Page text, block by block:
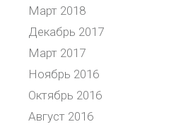
Март 2018
Декабрь 2017
Март 2017
Ноябрь 2016
Октябрь 2016
Август 2016